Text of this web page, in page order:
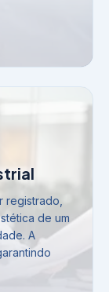
registrado,
de um
A